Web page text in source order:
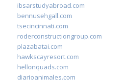
ibsarstudyabroad.com
bennusehgall.com
tsecincinnati.com
roderconstructiongroup.com
plazabatai.com
hawkscayresort.com
hellonquads.com
diarioanimales.com